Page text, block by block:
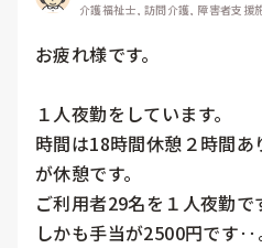
介護福祉士, 訪問介護, 障害者支援
お疲れ様です。
１人夜勤をしています。
時間は18時間休憩２時間
が休憩です。
ご利用者29名を１人夜勤で
しかも手当が2500円です‥